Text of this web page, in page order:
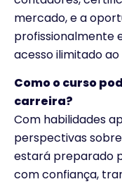
mercado, e a
profissionalmente
acesso ilimitado
Como o curso
carreira?
Com habilidades
perspectivas
estará preparado
com confiança,